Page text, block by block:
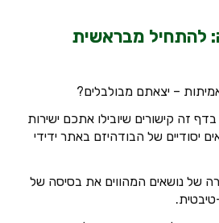
להתחיל מבראשית
– יצאתם מבולבלים?
זה קישורים שיובילו אתכם ישירות
יסודיים של הבודהיזם באתר ידידי
של נושאים המהווים את בסיסה של